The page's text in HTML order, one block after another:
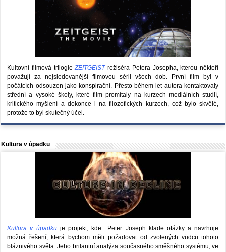
Kultovní filmová trilogieZEITGEISTrežiséra Petera Josepha, kterou někteří
považují za nejsledovanější filmovou sérii všech dob. První film byl v
počátcích odsouzen jako konspirační. Přesto během let autora kontaktovaly
střední a vysoké školy, které film promítaly na kurzech mediálních studií,
kritického myšlení a dokonce i na filozofických kurzech, což bylo skvělé,
protože to byl skutečný účel.
Kultura v úpadku
Kultura v úpadkuje projekt, kde Peter Joseph klade otázky a navrhuje
možná řešení, která bychom měli požadovat od zvolených vůdců tohoto
bláznivého světa. Jeho brilantní analýza současného směšného systému, ve